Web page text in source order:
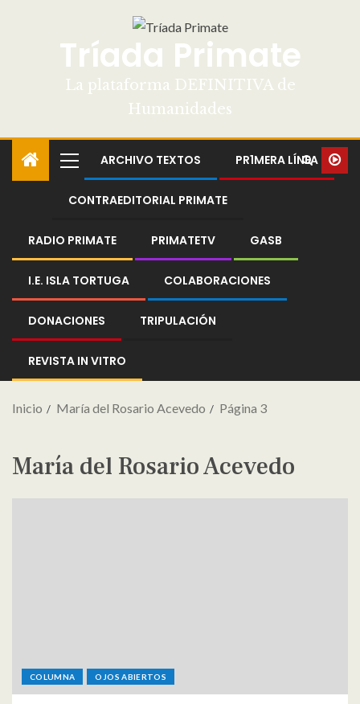
Tríada Primate
La plataforma DEFINITIVA de
Humanidades
ARCHIVO TEXTOS PR1MERA LÍNEA
CONTRAEDITORIAL PRIMATE
RADIO PRIMATE PRIMATETV GASB
I.E. ISLA TORTUGA COLABORACIONES
DONACIONES TRIPULACIÓN
REVISTA IN VITRO
Inicio María del Rosario Acevedo Página 3
María del Rosario Acevedo
COLUMNA OJOS ABIERTOS